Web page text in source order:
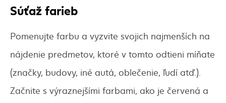
Súťaž farieb
Pomenujte farbu a vyzvite svojich najmenších na
nájdenie predmetov, ktoré v tomto odtieni míňate
(značky, budovy, iné autá, oblečenie, ľudí atď.).
Začnite s výraznejšími farbami, ako je červená a